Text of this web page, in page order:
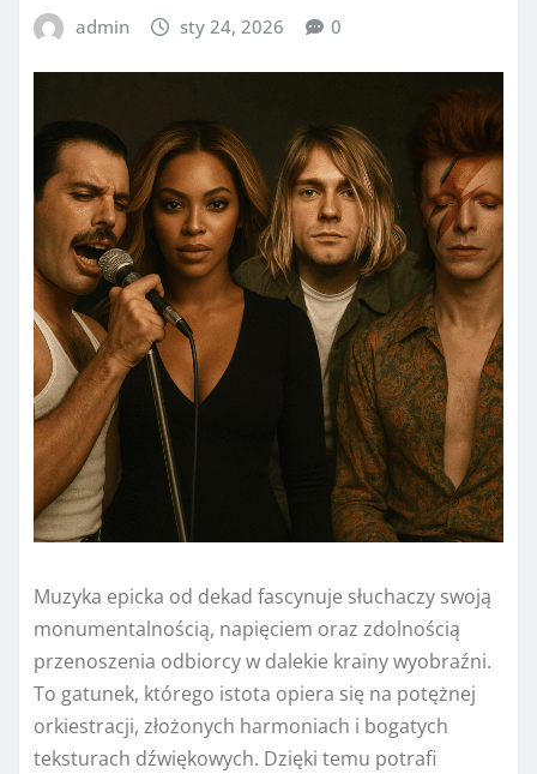
admin sty 24, 2026 0
Muzyka epicka od dekad fascynuje słuchaczy swoją
monumentalnością, napięciem oraz zdolnością
przenoszenia odbiorcy w dalekie krainy wyobraźni.
To gatunek, którego istota opiera się na potężnej
orkiestracji, złożonych harmoniach i bogatych
teksturach dźwiękowych. Dzięki temu potrafi